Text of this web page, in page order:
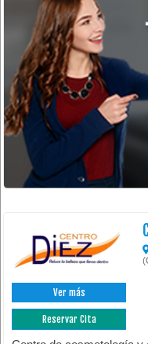
Ver más
Reservar Cita